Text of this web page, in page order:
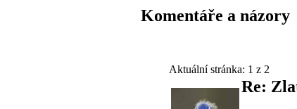
Komentáře a názory
Aktuální stránka: 1 z 2
Re: